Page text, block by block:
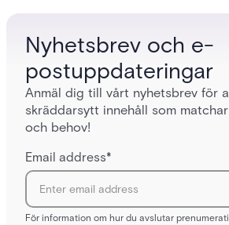
Nyhetsbrev och e-
postuppdateringar
Anmäl dig till vårt nyhetsbrev för
skräddarsytt innehåll som
och behov!
Email address*
För information om hur du avslutar